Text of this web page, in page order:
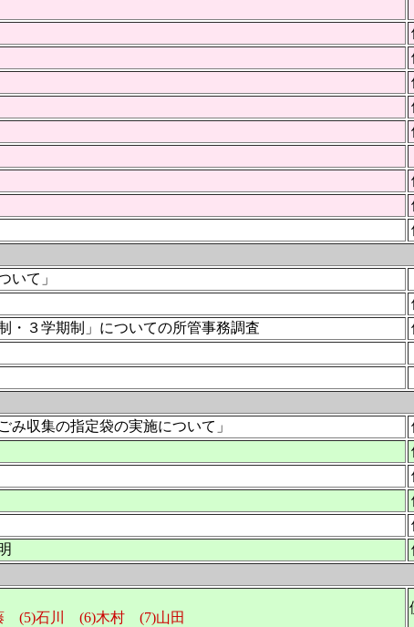
いて」
３学期制」についての所管事務調査
収集の指定袋の実施について」
(5)石川 (6)木村 (7)山田